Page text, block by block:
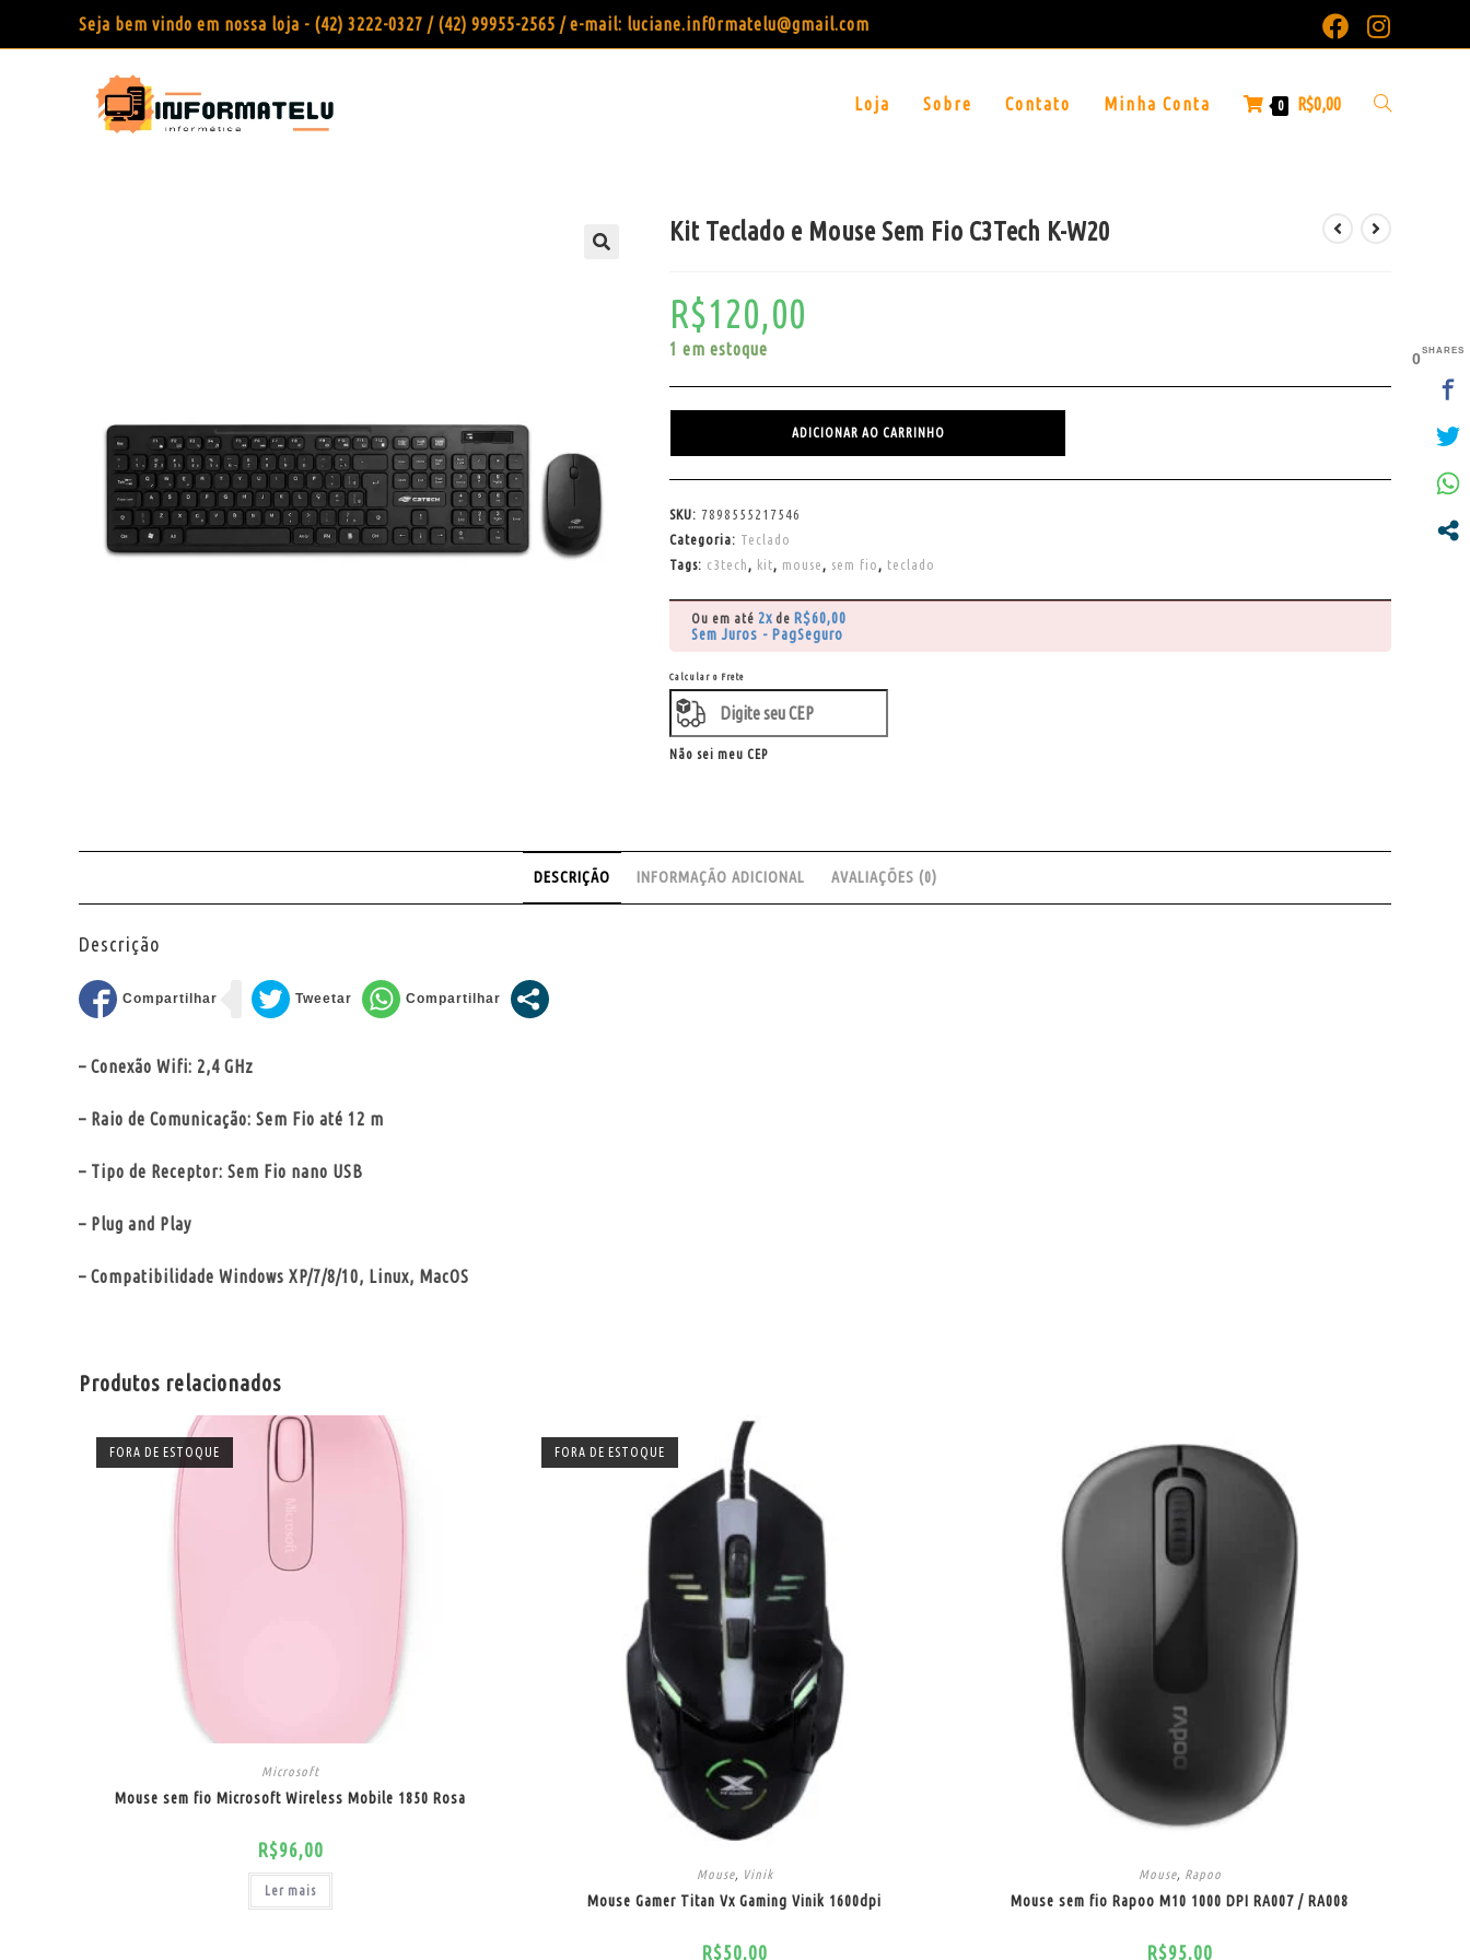
Seja bem vindo em nossa loja - (42) 3222-0327 / (42) 99955-2565 / e-mail: luciane.inf0rmatelu@gmail.com
Loja Sobre Contato Minha Conta 0 R$0,00
Kit Teclado e Mouse Sem Fio C3Tech K-W20
R$120,00
1 em estoque
ADICIONAR AO CARRINHO
SKU: 7898555217546
Categoria: Teclado
Tags: c3tech , kit, mouse , sem fio , teclado
Ou em até 2x de R$60,00
Sem Juros - PagSeguro
Calcular o Frete
Não sei meu CEP
DESCRIÇÃO INFORMAÇÃO ADICIONAL AVALIAÇÕES (0)
Descrição
– Conexão Wifi: 2,4 GHz
– Raio de Comunicação: Sem Fio até 12 m
– Tipo de Receptor: Sem Fio nano USB
– Plug and Play
– Compatibilidade Windows XP/7/8/10, Linux, MacOS
Produtos relacionados
FORA DE ESTOQUE
Microsoft
Mouse sem fio Microsoft Wireless Mobile 1850 Rosa
R$96,00
Ler mais
FORA DE ESTOQUE
Mouse, Vinik
Mouse Gamer Titan Vx Gaming Vinik 1600dpi
R$50,00
Mouse, Rapoo
Mouse sem fio Rapoo M10 1000 DPI RA007 / RA008
R$95,00
0SHARES